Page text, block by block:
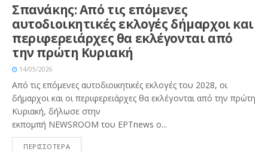
Σπανάκης: Από τις επόμενες
αυτοδιοικητικές εκλογές δήμαρχοι και
περιφερειάρχες θα εκλέγονται από
την πρώτη Κυριακή
14/05/2026
Από τις επόμενες αυτοδιοικητικές εκλογές του 2028, οι
δήμαρχοι και οι περιφερειάρχες θα εκλέγονται από την πρώτη
Κυριακή, δήλωσε στην
εκπομπή NEWSROOM του EPTnews ο...
ΠΕΡΙΣΣΟΤΕΡΑ